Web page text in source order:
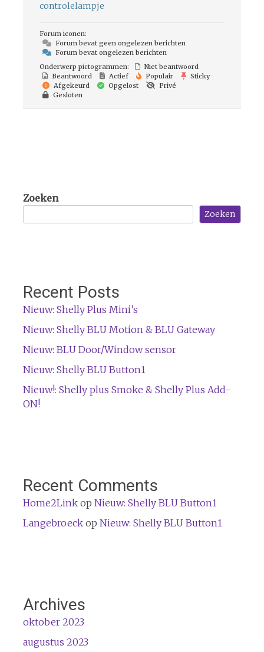
controlelampje
Forum iconen:
Forum bevat geen ongelezen berichten
Forum bevat ongelezen berichten
Onderwerp pictogrammen:
Niet beantwoord
Beantwoord
Actief Populair
Sticky
Afgekeurd
Opgelost
Privé
Gesloten
Zoeken
Zoeken
Recent Posts
Nieuw: Shelly Plus Mini’s
Nieuw: Shelly BLU Motion & BLU Gateway
Nieuw: BLU Door/Window sensor
Nieuw: Shelly BLU Button1
Nieuw!: Shelly plus Smoke & Shelly Plus Add-
ON!
Recent Comments
Home2Linkop Nieuw: Shelly BLU Button1
Langebroeckop Nieuw: Shelly BLU Button1
Archives
oktober 2023
augustus 2023